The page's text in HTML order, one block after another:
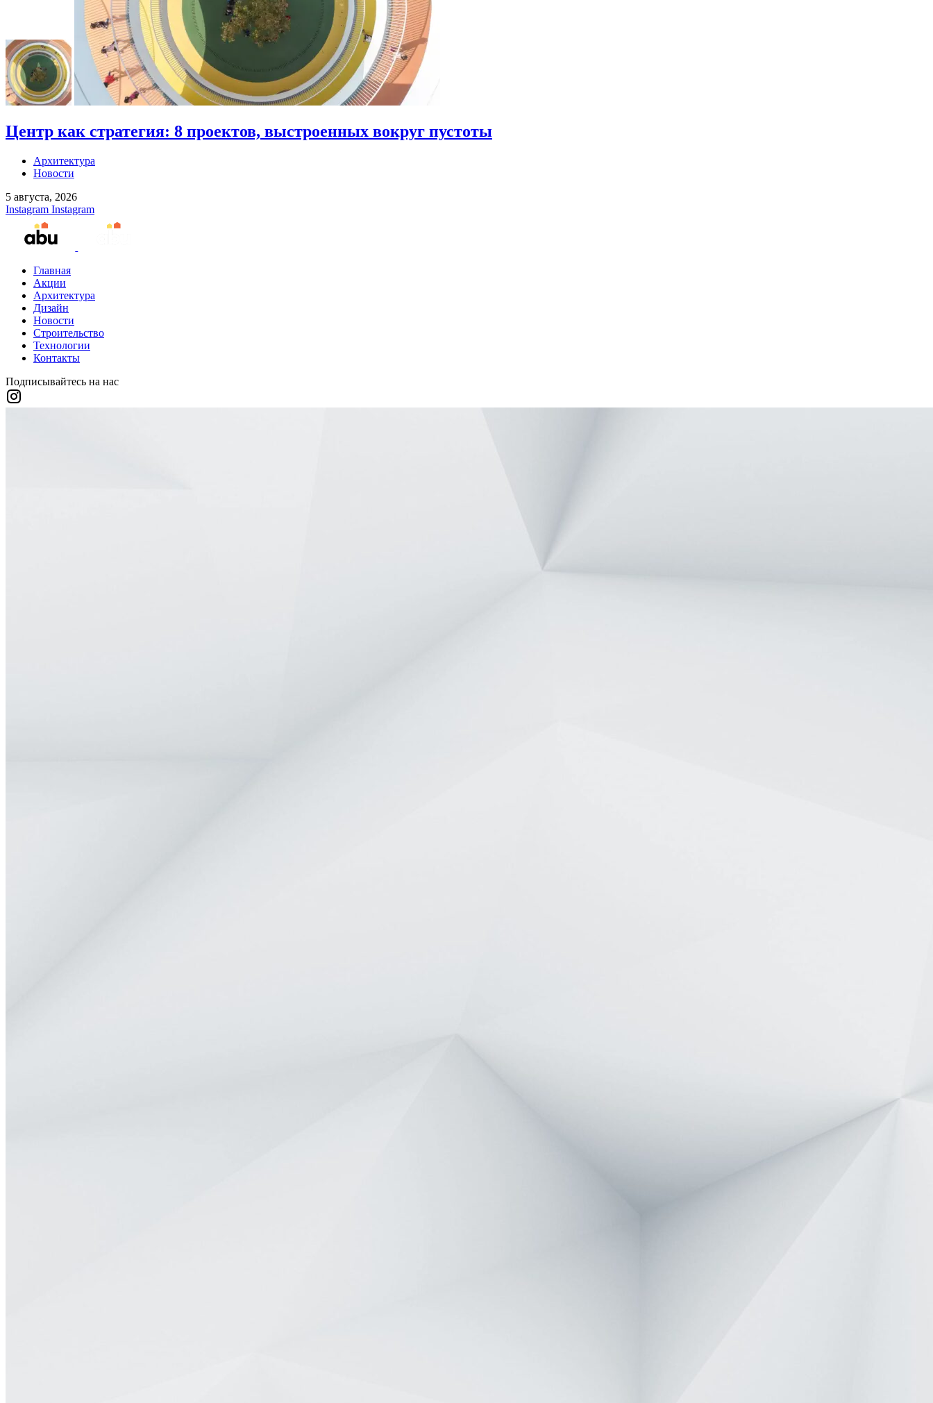
Центр как стратегия: 8 проектов, выстроенных вокруг пустоты
Архитектура
Новости
5 августа, 2026
Instagram Instagram
Главная
Акции
Архитектура
Дизайн
Новости
Строительство
Технологии
Контакты
Подписывайтесь на нас